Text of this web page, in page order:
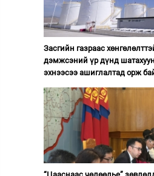
Засгийн газраас
дэмжсэний үр дүнд шатахуун
эхнээсээ ашиглалтад орж